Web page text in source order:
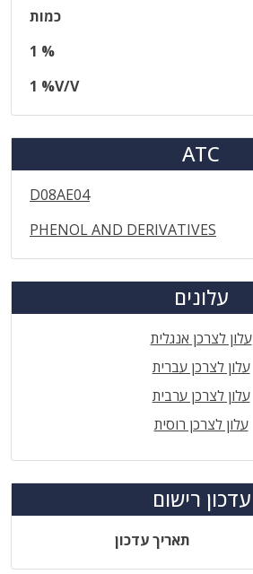
כמות
1 %
1 %V/V
ATC
D08AE04
PHENOL AND DERIVATIVES
עלונים
עלון לצרכן אנגלית
עלון לצרכן עברית
עלון לצרכן ערבית
עלון לצרכן רוסית
עדכון רישום
תאריך עדכון